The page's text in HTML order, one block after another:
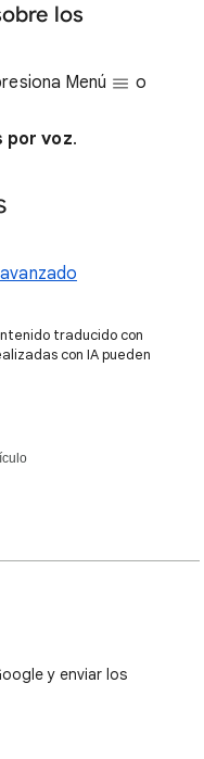
los
Menú
o
por voz.
traducido con
con IA pueden
y enviar los